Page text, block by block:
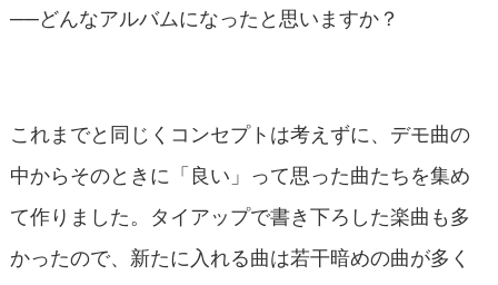
──どんなアルバムになったと思いますか？
これまでと同じくコンセプトは考えずに、デモ曲の
中からそのときに「良い」って思った曲たちを集め
て作りました。タイアップで書き下ろした楽曲も多
かったので、新たに入れる曲は若干暗めの曲が多く